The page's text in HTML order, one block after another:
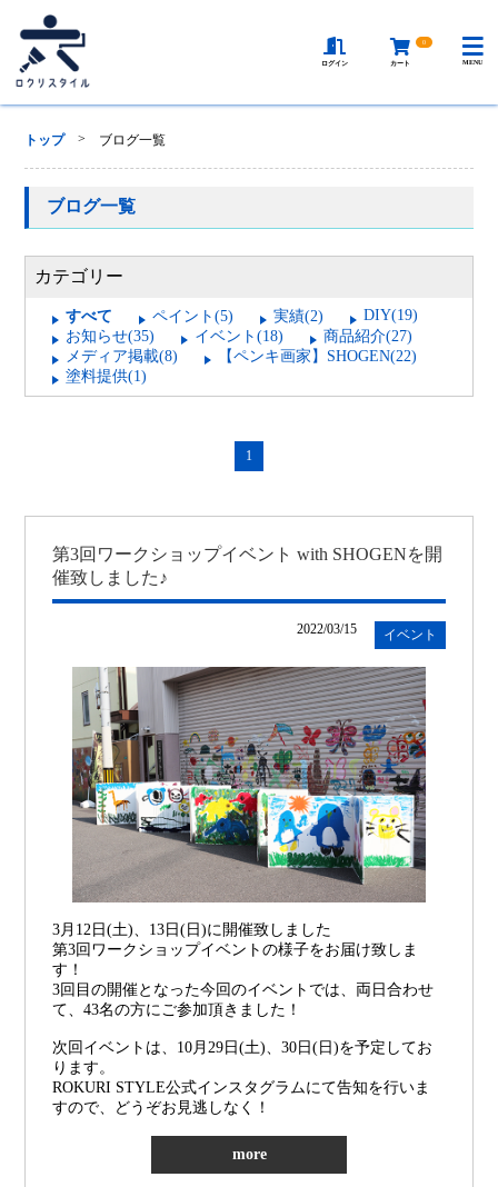
ログイン カート
0
MENU
トップ > ブログ一覧
ブログ一覧
カテゴリー
すべて ペイント(5) 実績(2)
DIY(19)
お知らせ(35)
イベント(18)
商品紹介(27)
メディア掲載(8)
【ペンキ画家】SHOGEN(22)
塗料提供(1)
1
第3回ワークショップイベント with SHOGENを開
催致しました♪
2022/03/15 イベント
3月12日(土)、13日(日)に開催致しました
第3回ワークショップイベントの様子をお届け致しま
す！
3回目の開催となった今回のイベントでは、両日合わせ
て、43名の方にご参加頂きました！
次回イベントは、10月29日(土)、30日(日)を予定してお
ります。
ROKURI STYLE公式インスタグラムにて告知を行いま
すので、どうぞお見逃しなく！
more